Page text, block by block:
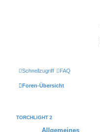
Schnellzugriff FAQ
Foren-Übersicht
TORCHLIGHT 2
Allgemeines